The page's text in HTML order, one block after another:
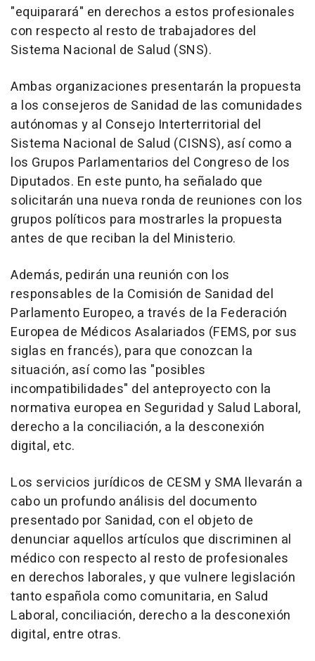
"equiparará" en derechos a estos profesionales
con respecto al resto de trabajadores del
Sistema Nacional de Salud (SNS).
Ambas organizaciones presentarán la propuesta
a los consejeros de Sanidad de las comunidades
autónomas y al Consejo Interterritorial del
Sistema Nacional de Salud (CISNS), así como a
los Grupos Parlamentarios del Congreso de los
Diputados. En este punto, ha señalado que
solicitarán una nueva ronda de reuniones con los
grupos políticos para mostrarles la propuesta
antes de que reciban la del Ministerio.
Además, pedirán una reunión con los
responsables de la Comisión de Sanidad del
Parlamento Europeo, a través de la Federación
Europea de Médicos Asalariados (FEMS, por sus
siglas en francés), para que conozcan la
situación, así como las "posibles
incompatibilidades" del anteproyecto con la
normativa europea en Seguridad y Salud Laboral,
derecho a la conciliación, a la desconexión
digital, etc.
Los servicios jurídicos de CESM y SMA llevarán a
cabo un profundo análisis del documento
presentado por Sanidad, con el objeto de
denunciar aquellos artículos que discriminen al
médico con respecto al resto de profesionales
en derechos laborales, y que vulnere legislación
tanto española como comunitaria, en Salud
Laboral, conciliación, derecho a la desconexión
digital, entre otras.